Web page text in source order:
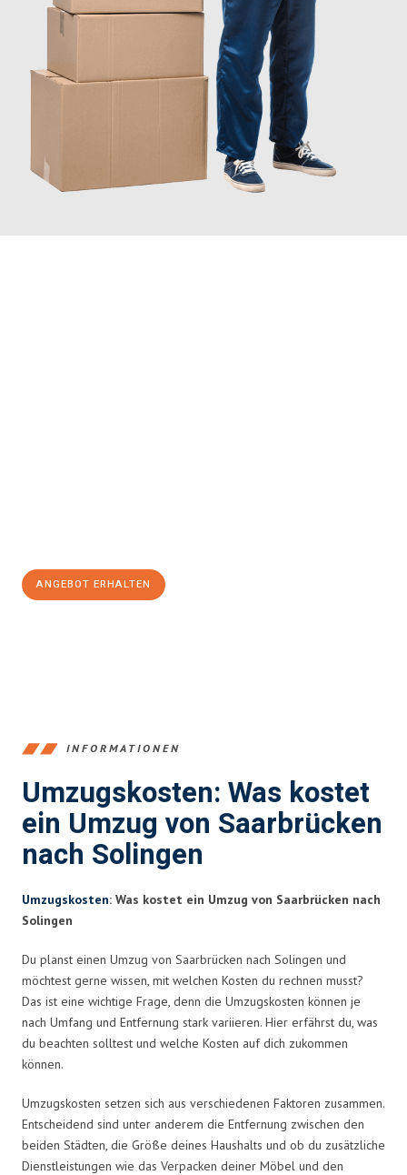
ANGEBOT ERHALTEN
INFORMATIONEN
Umzugskosten: Was kostet
ein Umzug von Saarbrücken
nach Solingen
Umzugskosten: Was kostet ein Umzug von Saarbrücken nach
Solingen
Du planst einen Umzug von Saarbrücken nach Solingen und
möchtest gerne wissen, mit welchen Kosten du rechnen musst?
Das ist eine wichtige Frage, denn die Umzugskosten können je
nach Umfang und Entfernung stark variieren. Hier erfährst du, was
du beachten solltest und welche Kosten auf dich zukommen
können.
Umzugskosten setzen sich aus verschiedenen Faktoren zusammen.
Entscheidend sind unter anderem die Entfernung zwischen den
beiden Städten, die Größe deines Haushalts und ob du zusätzliche
Dienstleistungen wie das Verpacken deiner Möbel und den